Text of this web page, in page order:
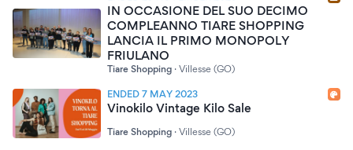
IN OCCASIONE DEL SUO DECIMO
COMPLEANNO TIARE SHOPPING
LANCIA IL PRIMO MONOPOLY
FRIULANO
Tiare Shopping · Villesse (GO)
ENDED 7 MAY 2023
Vinokilo Vintage Kilo Sale
Tiare Shopping · Villesse (GO)